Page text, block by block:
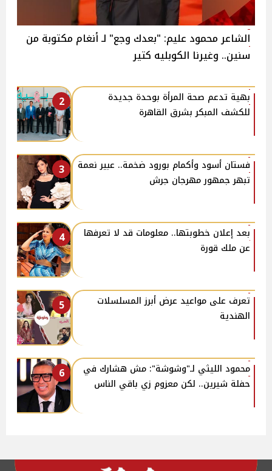
الشاعر محمود عليم: "بعدك وجع" لـ أنغام مكتوبة من
سنين.. وغيرنا الكوبليه كتير
2
بهية تدعم صحة المرأة بوحدة جديدة
للكشف المبكر بشرق القاهرة
3
فستان أسود وأكمام بورود ضخمة.. عبير نعمة
تبهر جمهور مهرجان جرش
4
بعد إعلان خطوبتها.. معلومات قد لا تعرفها
عن ملك قورة
5
تعرف على مواعيد عرض أبرز المسلسلات
الهندية
6
محمود الليثي لـ"وشوشة": مش هشارك في
حفلة شيرين.. لكن معزوم زي باقي الناس